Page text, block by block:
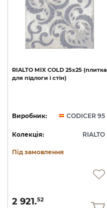
RIALTO MIX COLD 25x25 (плитка
для підлоги і стін)
Виробник: CODICER 95
Колекція: RIALTO
Під замовлення
2 921.52